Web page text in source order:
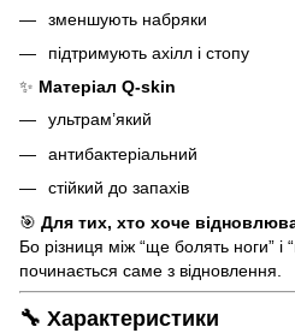
зменшують набряки
підтримують ахілл і стопу
✨ Матеріал Q-skin
ультрам’який
антибактеріальний
стійкий до запахів
🎯 Для тих, хто хоче
Бо різниця між “ще болять ноги” і
починається саме з відновлення.
🔧 Характеристики